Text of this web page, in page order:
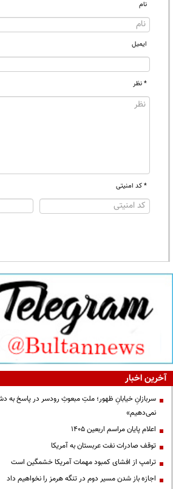
نام
ایمیل
* نظر
* کد امنیتی
آخرین اخبار
سربازانِ خیابانِ ظهور؛ ملتِ مبعوثِ رودسر در پاسخ به
نمی‌دهیم»
اعلام پایان مراسم اربعین ۱۴۰۵
توقف صادرات نفت عربستان به آمریکا
ترامپ از افشای کمبود مهمات آمریکا خشمگین است
اجازه باز شدن مسیر دوم در تنگه هرمز را نخواهیم داد